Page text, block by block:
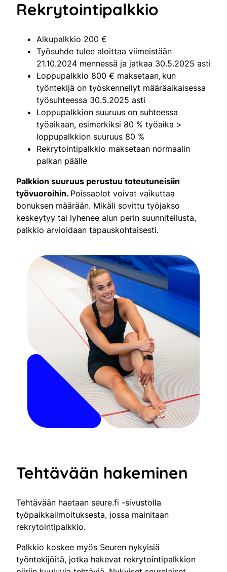
Rekrytointipalkkio
Alkupalkkio 200 €
Työsuhde tulee aloittaa viimeistään
21.10.2024 mennessä ja jatkaa 30.5.2025 asti
Loppupalkkio 800 € maksetaan, kun
työntekijä on työskennellyt määräaikaisessa
työsuhteessa 30.5.2025 asti
Loppupalkkion suuruus on suhteessa
työaikaan, esimerkiksi 80 % työaika >
loppupalkkion suuruus 80 %
Rekrytointipalkkio maksetaan normaalin
palkan päälle
Palkkion suuruus perustuu toteutuneisiin
työvuoroihin. Poissaolot voivat vaikuttaa
bonuksen määrään. Mikäli sovittu työjakso
keskeytyy tai lyhenee alun perin suunnitellusta,
palkkio arvioidaan tapauskohtaisesti.
Tehtävään hakeminen
Tehtävään haetaan seure.fi -sivustolla
työpaikkailmoituksesta, jossa mainitaan
rekrytointipalkkio.
Palkkio koskee myös Seuren nykyisiä
työntekijöitä, jotka hakevat rekrytointipalkkion